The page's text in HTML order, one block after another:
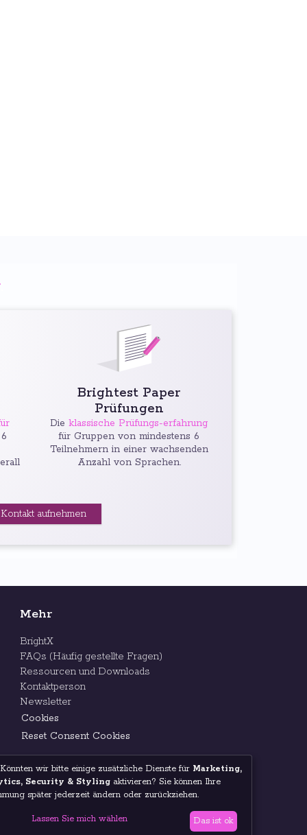
:
Brightest Paper
Prüfungen
Dieklassische Prüfungs-erfahrung
für Gruppen von mindestens 6
Teilnehmern in einer wachsenden
Anzahl von Sprachen.
aufnehmen
Mehr
BrightX
FAQs (Häufig gestellte Fragen)
Ressourcen und Downloads
Kontaktperson
Newsletter
Cookies
Reset Consent Cookies
wir bitte einige zusätzliche Dienste für Marketing,
Security & Styling aktivieren? Sie können Ihre
später jederzeit ändern oder zurückziehen.
Lassen Sie mich wählen Das ist ok